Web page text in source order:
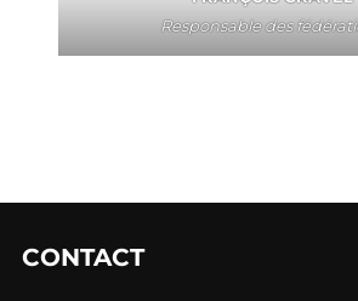
Responsable des
CONTACT